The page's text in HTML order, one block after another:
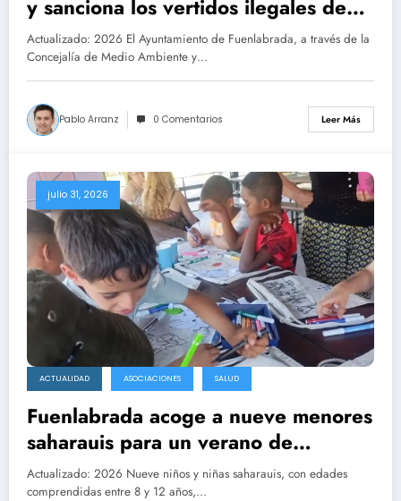
y sanciona los vertidos ilegales de
residuos
Actualizado: 2026 El Ayuntamiento de Fuenlabrada, a través de la
Concejalía de Medio Ambiente y…
Pablo Arranz 0 Comentarios Leer Más
julio 31, 2026
ACTUALIDAD ASOCIACIONES SALUD
Fuenlabrada acoge a nueve menores
saharauis para un verano de
solidaridad y salud
Actualizado: 2026 Nueve niños y niñas saharauis, con edades
comprendidas entre 8 y 12 años,…